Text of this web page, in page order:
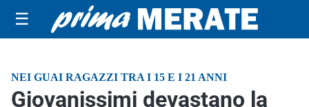
☰
NEI GUAI RAGAZZI TRA I 15 E I 21 ANNI
Giovanissimi devastano la